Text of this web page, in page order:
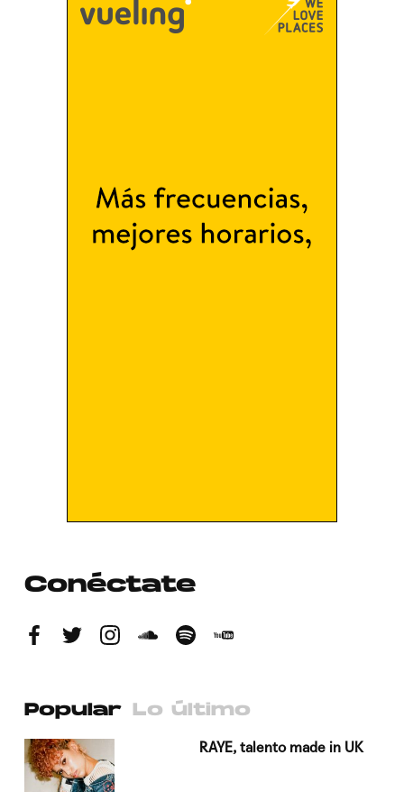
Conéctate
Popular Lo último
RAYE, talento made in UK